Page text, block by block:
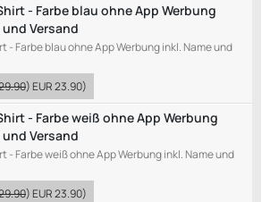
- Farbe blau ohne App Werbung
und Versand
- Farbe blau ohne App Werbung inkl. Name und
)EUR 23.90)
- Farbe weiß ohne App Werbung
und Versand
- Farbe weiß ohne App Werbung inkl. Name und
)EUR 23.90)